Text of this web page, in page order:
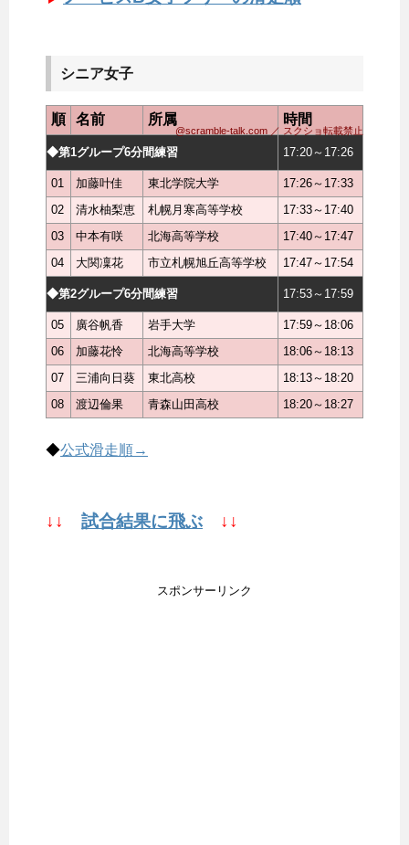
シニア女子
@scramble-talk.com ／ スクショ転載禁止
順 名前 所属 時間
◆第1グループ6分間練習 17:20～17:26
01 加藤叶佳 東北学院大学
17:26～17:33
02
清水柚梨恵 札幌月寒高等学校
17:33～17:40
03
中本有咲 北海高等学校
17:40～17:47
04
大関凜花 市立札幌旭丘高等学校 17:47～17:54
◆第2グループ6分間練習 17:53～17:59
05 廣谷帆香 岩手大学
17:59～18:06
06
加藤花怜 北海高等学校
18:06～18:13
07
三浦向日葵 東北高校
18:13～18:20
08
渡辺倫果 青森山田高校 18:20～18:27
◆公式滑走順→
↓↓ 試合結果に飛ぶ ↓↓
スポンサーリンク